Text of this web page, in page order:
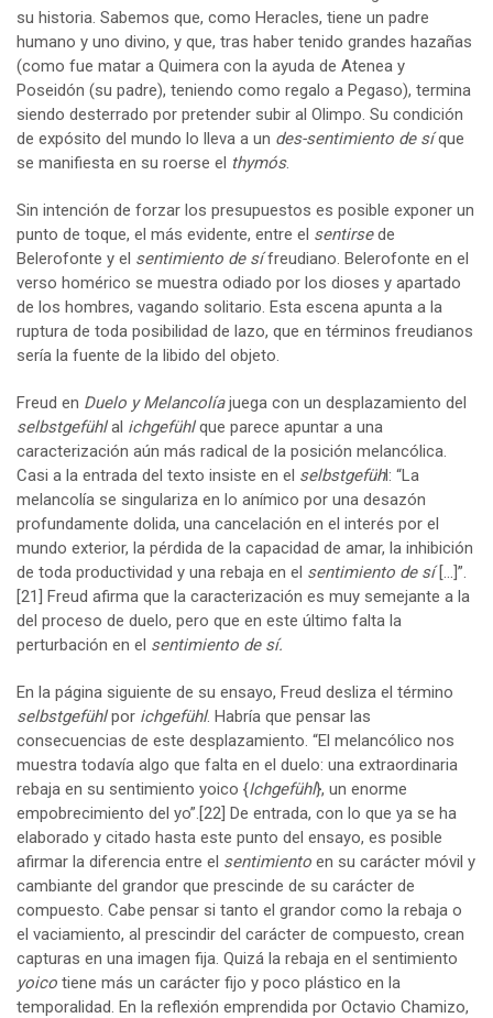
su historia. Sabemos que, como Heracles, tiene un padre
humano y uno divino, y que, tras haber tenido grandes hazañas
(como fue matar a Quimera con la ayuda de Atenea y
Poseidón (su padre), teniendo como regalo a Pegaso), termina
siendo desterrado por pretender subir al Olimpo. Su condición
de expósito del mundo lo lleva a un des-sentimiento de síque
se manifiesta en su roerse el thymós.
Sin intención de forzar los presupuestos es posible exponer un
punto de toque, el más evidente, entre el sentirsede
Belerofonte y el sentimiento de sífreudiano. Belerofonte en el
verso homérico se muestra odiado por los dioses y apartado
de los hombres, vagando solitario. Esta escena apunta a la
ruptura de toda posibilidad de lazo, que en términos freudianos
sería la fuente de la libido del objeto.
Freud en Duelo y Melancolíajuega con un desplazamiento del
selbstgefühlal ichgefühlque parece apuntar a una
caracterización aún más radical de la posición melancólica.
Casi a la entrada del texto insiste en el selbstgefühl: “La
melancolía se singulariza en lo anímico por una desazón
profundamente dolida, una cancelación en el interés por el
mundo exterior, la pérdida de la capacidad de amar, la inhibición
de toda productividad y una rebaja en el sentimiento de sí[…]”.
[21] Freud afirma que la caracterización es muy semejante a la
del proceso de duelo, pero que en este último falta la
perturbación en el sentimiento de sí.
En la página siguiente de su ensayo, Freud desliza el término
selbstgefühlpor ichgefühl. Habría que pensar las
consecuencias de este desplazamiento. “El melancólico nos
muestra todavía algo que falta en el duelo: una extraordinaria
rebaja en su sentimiento yoico {Ichgefühl}, un enorme
empobrecimiento del yo”.[22] De entrada, con lo que ya se ha
elaborado y citado hasta este punto del ensayo, es posible
afirmar la diferencia entre el sentimiento en su carácter móvil y
cambiante del grandor que prescinde de su carácter de
compuesto. Cabe pensar si tanto el grandor como la rebaja o
el vaciamiento, al prescindir del carácter de compuesto, crean
capturas en una imagen fija. Quizá la rebaja en el sentimiento
yoico tiene más un carácter fijo y poco plástico en la
temporalidad. En la reflexión emprendida por Octavio Chamizo,